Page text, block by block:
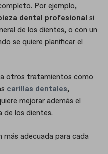
Por ejemplo,
dental profesional si
de los dientes, o con un
se quiere planificar el
a otros tratamientos como
carillas dentales,
mejorar además el
de los dientes.
más adecuada para cada